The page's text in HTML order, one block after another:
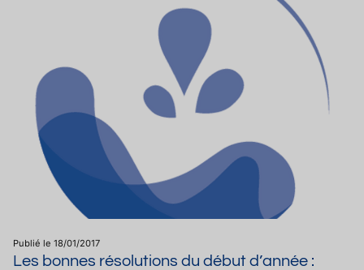
Publié le 18/01/2017
Les bonnes résolutions du début d’année :